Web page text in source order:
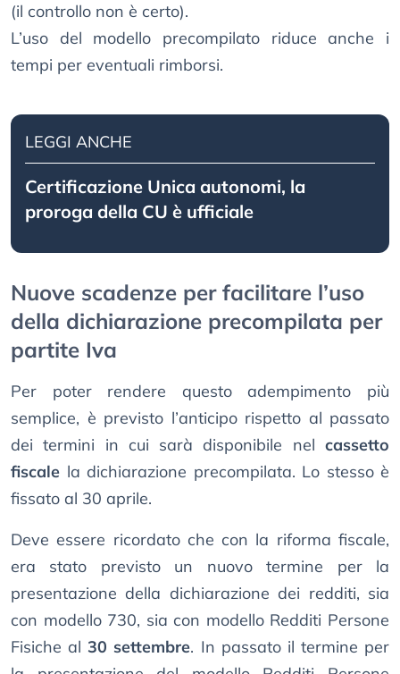
(il controllo non è certo).
L’uso del modello precompilato riduce anche i
tempi per eventuali rimborsi.
LEGGI ANCHE
Certificazione Unica autonomi, la
proroga della CU è ufficiale
Nuove scadenze per facilitare l’uso
della dichiarazione precompilata per
partite Iva
Per poter rendere questo adempimento più
semplice, è previsto l’anticipo rispetto al passato
dei termini in cui sarà disponibile nel cassetto
fiscale la dichiarazione precompilata. Lo stesso è
fissato al 30 aprile.
Deve essere ricordato che con la riforma fiscale,
era stato previsto un nuovo termine per la
presentazione della dichiarazione dei redditi, sia
con modello 730, sia con modello Redditi Persone
Fisiche al30 settembre. In passato il termine per